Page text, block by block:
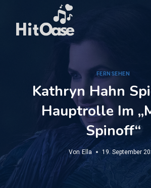
springen
FERNSEHEN
Kathryn Hahn
Hauptrolle Im
Spinoff“
Von Ella 19. September